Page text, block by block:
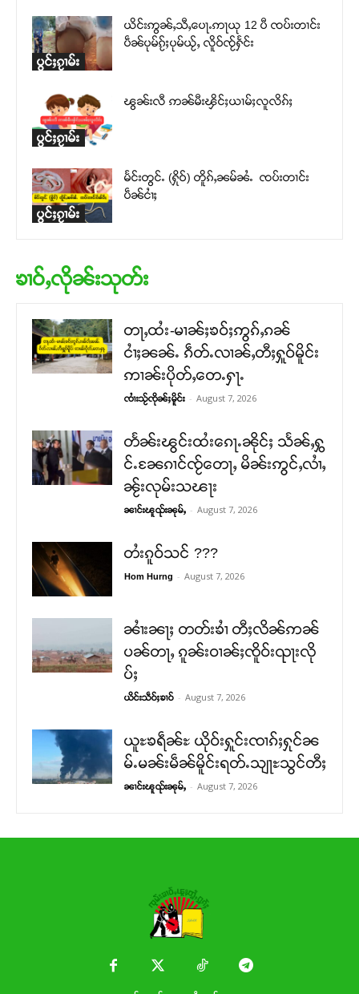
ပွင်ႈၵႂၢမ်း
ယိင်းဢွၼ်ႇသီႇပေႃႉဢႃယု 12 ပီ ၸပ်းတၢင်း
ပဵၼ်ပုမ်ၵႂ်ႈပုမ်ယႂ်ႇ လိူဝ်ၸႂ်ႁႅင်း
ပွင်ႈၵႂၢမ်း
ၽွၼ်းလီ ဢၼ်မီးၾိင်ႈယၢမ်ႈလူလိၵ်ႈ
ပွင်ႈၵႂၢမ်း
မႅင်းတွင်ႉ (ႁိုဝ်) တိူၵ်ႇၼမ်ၼႆႉ ၸပ်းတၢင်း
ပဵၼ်ငၢႆႈ
ၶၢဝ်ႇလိုၼ်းသုတ်း
တႃႇထႆး-မၢၼ်ႈၶဝ်ႈဢွၵ်ႇၵၼ်
ငၢႆႈၼၼ်ႉ ၵဵတ်ႉလၢၼ်ႇတီႈႁူဝ်မိူင်း
ဢၢၼ်းပိုတ်ႇတေႉႁႃႉ
ၸၢႆးသႂ်ၸိုၼ်ႈမိူင်း - August 7, 2026
တႅၼ်းၽွင်းထႆးၵေႃႉၼိုင်ႈ သႅၼ်ႇႁွ
င်ႉၼႄၵၢင်ၸႂ်တေႃႇ မိၼ်းဢွင်ႇလၢႆႇ
ၼႂ်းလုမ်းသၽႃး
ၼၢင်းၽူၺ်းၼုမ်ႇ - August 7, 2026
တႆးၵူဝ်သင် ???
Hom Hurng - August 7, 2026
ၼၢႆးၼႃႈ တတ်းၶၢႆ တီႈလိၼ်ဢၼ်
ပၼ်တႃႇ ၵူၼ်းဝၢၼ်ႈၸိူဝ်းၺႃးလို
ပ်ႈ
ယိင်းသဵဝ်ႈၶၢဝ် - August 7, 2026
ယူႊၶရဵၼ်ႊ ယိုဝ်းႁူင်းၸၢၵ်ႈႁုင်ၼ
မ်ႉမၼ်းမဵၼ်မိူင်းရတ်ႉသျႃႊသွင်တီႈ
ၼၢင်းၽူၺ်းၼုမ်ႇ - August 7, 2026